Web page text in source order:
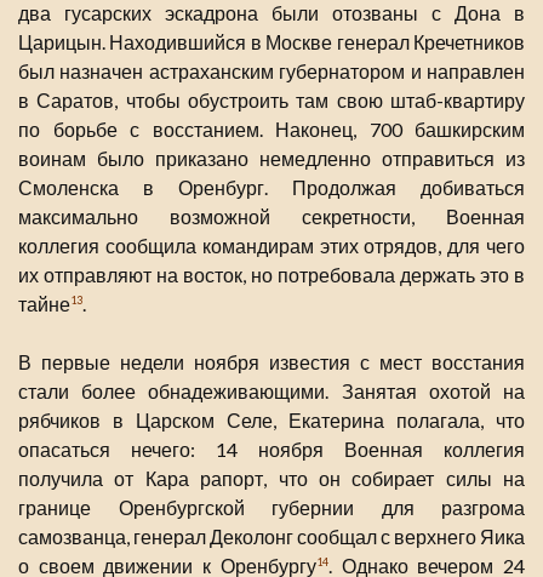
два гусарских эскадрона были отозваны с Дона в
Царицын. Находившийся в Москве генерал Кречетников
был назначен астраханским губернатором и направлен
в Саратов, чтобы обустроить там свою штаб-квартиру
по борьбе с восстанием. Наконец, 700 башкирским
воинам было приказано немедленно отправиться из
Смоленска в Оренбург. Продолжая добиваться
максимально возможной секретности, Военная
коллегия сообщила командирам этих отрядов, для чего
их отправляют на восток, но потребовала держать это в
тайне13.
В первые недели ноября известия с мест восстания
стали более обнадеживающими. Занятая охотой на
рябчиков в Царском Селе, Екатерина полагала, что
опасаться нечего: 14 ноября Военная коллегия
получила от Кара рапорт, что он собирает силы на
границе Оренбургской губернии для разгрома
самозванца, генерал Деколонг сообщал с верхнего Яика
о своем движении к Оренбургу14. Однако вечером 24